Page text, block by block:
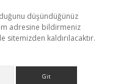
düşündüğünüz
adresine bildirmeniz
kaldırılacaktır.